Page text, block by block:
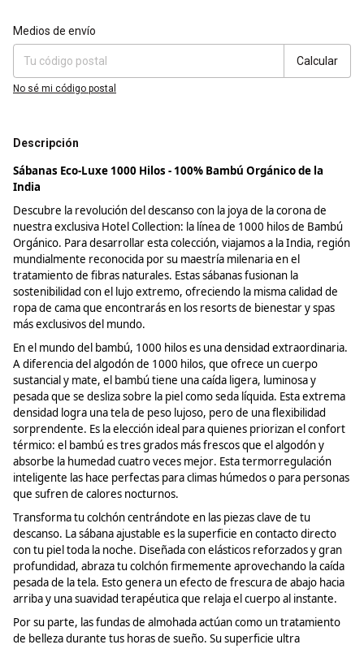
Entregas para el CP:
Medios de envío
Calcular
No sé mi código postal
Descripción
Sábanas Eco-Luxe 1000 Hilos - 100% Bambú Orgánico de la
India
Descubre la revolución del descanso con la joya de la corona de
nuestra exclusiva HotelCollection: la línea de 1000 hilos de Bambú
Orgánico. Para desarrollar esta colección, viajamos a la India, región
mundialmente reconocida por su maestría milenaria en el
tratamiento de fibras naturales. Estas sábanas fusionan la
sostenibilidad con el lujo extremo, ofreciendo la misma calidad de
ropa de cama que encontrarás en los resorts de bienestar y spas
más exclusivos del mundo.
En el mundo del bambú, 1000 hilos es una densidad extraordinaria.
A diferencia del algodón de 1000 hilos, que ofrece un cuerpo
sustancial y mate, el bambú tiene una caída ligera, luminosa y
pesada que se desliza sobre la piel como seda líquida. Esta extrema
densidad logra una tela de peso lujoso, pero de una flexibilidad
sorprendente. Es la elección ideal para quienes priorizan el confort
térmico: el bambú es tresgrados más frescosque el algodón y
absorbe la humedad cuatro veces mejor. Esta termorregulación
inteligente las hace perfectas para climas húmedos o para personas
que sufren de calores nocturnos.
Transforma tu colchón centrándote en las piezas clave de tu
descanso. La sábana ajustable es la superficie en contacto directo
con tu piel toda la noche. Diseñada con elásticos reforzados y gran
profundidad, abraza tu colchón firmemente aprovechando la caída
pesada de la tela. Esto genera un efecto de frescura de abajo hacia
arriba y una suavidad terapéutica que relaja el cuerpo al instante.
Por su parte, las fundas de almohada actúan como un tratamiento
de belleza durante tus horas de sueño. Su superficie ultra